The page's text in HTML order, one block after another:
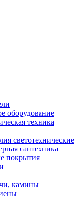
оборудование
техника
светотехнические
сантехника
покрытия
камины